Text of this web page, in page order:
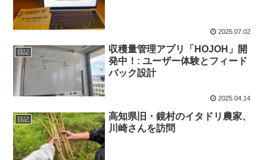
2025.07.02
日記
収穫量管理アプリ「HOJOH」開
発中！: ユーザー体験とフィード
バック設計
2025.04.14
日記
高知県旧・鏡村のイタドリ農家、
川崎さんを訪問